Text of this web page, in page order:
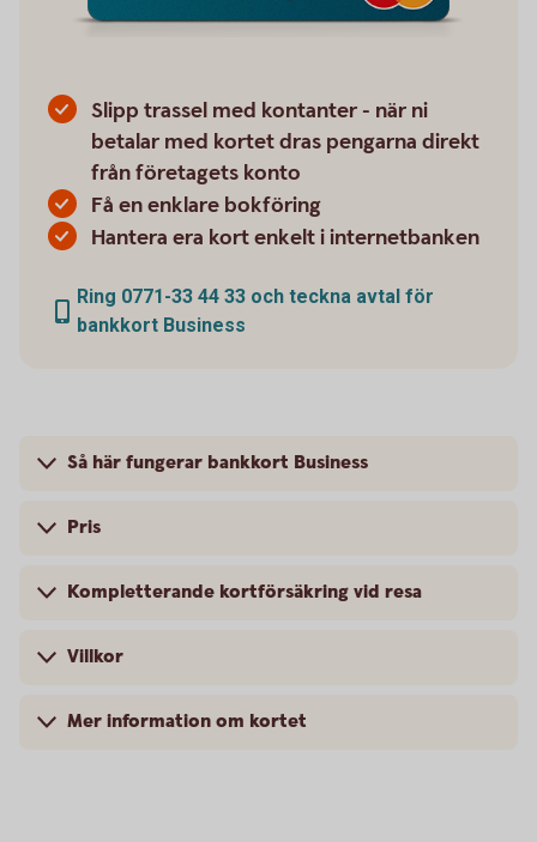
Slipp trassel med kontanter - när ni
betalar med kortet dras pengarna direkt
från företagets konto
Få en enklare bokföring
Hantera era kort enkelt i internetbanken
Ring 0771-33 44 33 och teckna avtal för
bankkort Business
Så här fungerar bankkort Business
Pris
Kompletterande kortförsäkring vid resa
Villkor
Mer information om kortet